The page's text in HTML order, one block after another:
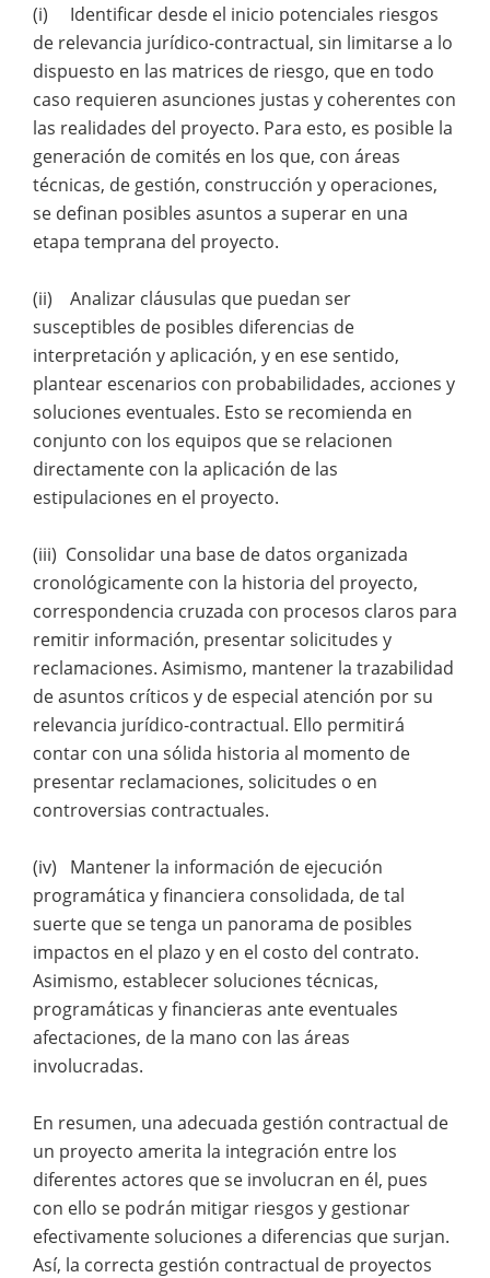
(i) Identificar desde el inicio potenciales riesgos
de relevancia jurídico-contractual, sin limitarse a lo
dispuesto en las matrices de riesgo, que en todo
caso requieren asunciones justas y coherentes con
las realidades del proyecto. Para esto, es posible la
generación de comités en los que, con áreas
técnicas, de gestión, construcción y operaciones,
se definan posibles asuntos a superar en una
etapa temprana del proyecto.
(ii) Analizar cláusulas que puedan ser
susceptibles de posibles diferencias de
interpretación y aplicación, y en ese sentido,
plantear escenarios con probabilidades, acciones y
soluciones eventuales. Esto se recomienda en
conjunto con los equipos que se relacionen
directamente con la aplicación de las
estipulaciones en el proyecto.
(iii) Consolidar una base de datos organizada
cronológicamente con la historia del proyecto,
correspondencia cruzada con procesos claros para
remitir información, presentar solicitudes y
reclamaciones. Asimismo, mantener la trazabilidad
de asuntos críticos y de especial atención por su
relevancia jurídico-contractual. Ello permitirá
contar con una sólida historia al momento de
presentar reclamaciones, solicitudes o en
controversias contractuales.
(iv) Mantener la información de ejecución
programática y financiera consolidada, de tal
suerte que se tenga un panorama de posibles
impactos en el plazo y en el costo del contrato.
Asimismo, establecer soluciones técnicas,
programáticas y financieras ante eventuales
afectaciones, de la mano con las áreas
involucradas.
En resumen, una adecuada gestión contractual de
un proyecto amerita la integración entre los
diferentes actores que se involucran en él, pues
con ello se podrán mitigar riesgos y gestionar
efectivamente soluciones a diferencias que surjan.
Así, la correcta gestión contractual de proyectos